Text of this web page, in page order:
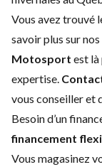
Vous avez trouvé
savoir plus sur
Motosport est
expertise.
vous conseiller et
Besoin d’un
financement
Vous magasinez